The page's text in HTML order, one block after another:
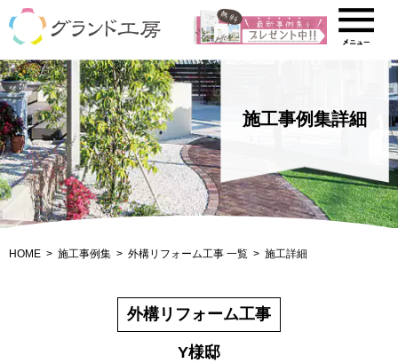
施工事例集詳細
HOME 施工事例集 外構リフォーム工事 一覧 施工詳細
外構リフォーム工事
Y様邸